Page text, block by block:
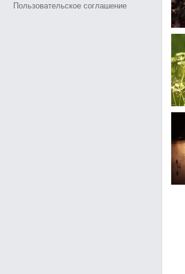
Пользовательское соглашение